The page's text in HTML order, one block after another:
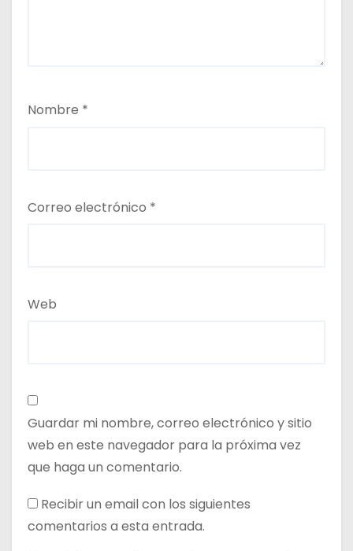
Nombre *
Correo electrónico *
Web
Guardar mi nombre, correo electrónico y sitio
web en este navegador para la próxima vez
que haga un comentario.
Recibir un email con los siguientes
comentarios a esta entrada.